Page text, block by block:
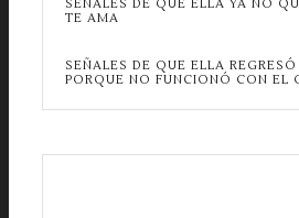
SEÑALES DE QUE ELLA YA NO
TE AMA
SEÑALES DE QUE ELLA
PORQUE NO FUNCIONÓ CON EL